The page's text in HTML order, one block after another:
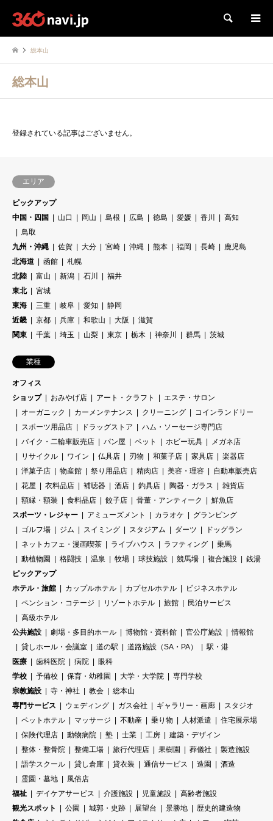
検索
総本山
総本山
登録されている記事はございません。
エリア
ピックアップ
中国・四国
山口 岡山 島根 広島 徳島 愛媛 香川
高知
鳥取
九州・沖縄
佐賀 大分 宮崎 沖縄 熊本 福岡 長崎
鹿児島
北海道
函館
札幌
北陸
富山 新潟 石川
福井
東北
宮城
東海
三重 岐阜 愛知
静岡
近畿
京都 兵庫 和歌山 大阪
滋賀
関東
千葉 埼玉 山梨 東京 栃木 神奈川 群馬 茨城
業種
オフィス
ショップ
おみやげ店 アート・クラフト
エステ・サロン
オーガニック
カーメンテナンス クリーニング
コインランドリー
スポーツ用品店
ドラッグストア
ハム・ソーセージ専門店
バイク・二輪車販売店
パン屋 ペット ホビー玩具
メガネ店
リサイクル
ワイン 仏具店 刃物 和菓子店 家具店
楽器店
洋菓子店
物産館 祭り用品店 精肉店 美容・理容
自動車販売店
花屋
衣料品店 補聴器 酒店 釣具店 陶器・ガラス
雑貨店
額縁・額装
食料品店 餃子店 骨董・アンティーク
鮮魚店
スポーツ・レジャー
アミューズメント カラオケ
グランピング
ゴルフ場
ジム スイミング スタジアム ダーツ
ドッグラン
ネットカフェ・漫画喫茶
ライブハウス ラフティング
乗馬
動植物園
格闘技 温泉 牧場 球技施設 競馬場 複合施設
銭湯
ピックアップ
ホテル・旅館
カップルホテル カプセルホテル
ビジネスホテル
ペンション・コテージ
リゾートホテル 旅館
民泊サービス
高級ホテル
公共施設
劇場・多目的ホール 博物館・資料館 官公庁施設
情報館
貸しホール・会議室
道の駅 道路施設（SA・PA）
駅・港
医療
歯科医院 病院
眼科
学校
予備校 保育・幼稚園 大学・大学院
専門学校
宗教施設
寺・神社 教会
総本山
専門サービス
ウェディング ガス会社 ギャラリー・画廊
スタジオ
ペットホテル
マッサージ 不動産 乗り物 人材派遣
住宅展示場
保険代理店
動物病院 塾 士業 工房
建築・デザイン
整体・整骨院
整備工場 旅行代理店 果樹園 葬儀社
製造施設
語学スクール
貸し倉庫 貸衣装 通信サービス 造園
酒造
霊園・墓地
風俗店
福祉
デイケアサービス 介護施設 児童施設
高齢者施設
観光スポット
公園 城郭・史跡 展望台 景勝地
歴史的建造物